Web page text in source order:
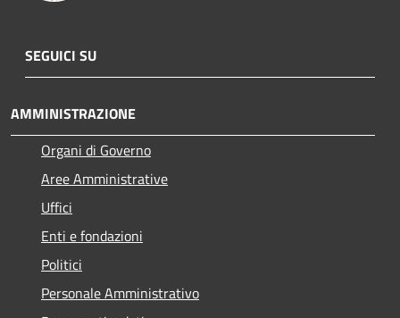
SEGUICI SU
AMMINISTRAZIONE
Organi di Governo
Aree Amministrative
Uffici
Enti e fondazioni
Politici
Personale Amministrativo